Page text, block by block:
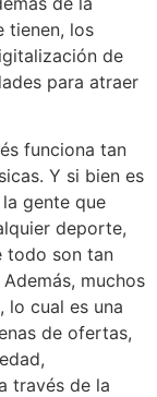
tienen, los
de
para atraer
funciona tan
Y si bien es
gente que
deporte,
todo son tan
muchos
lo cual es una
de ofertas,
través de la